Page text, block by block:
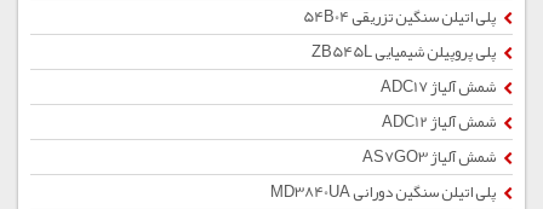
پلی اتیلن سنگین تزریقی 54B04
پلی پروپیلن شیمیایی ZB545L
شمش آلیاژ ADC17
شمش آلیاژ ADC12
شمش آلیاژ AS7GO3
پلی اتیلن سنگین دورانی MD3840UA